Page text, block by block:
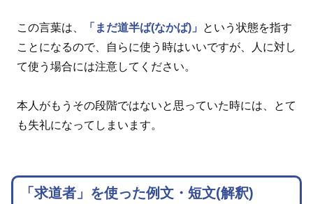
この言葉は、 「まだ道半ば(なかば)」
という状態を指す
ことになるので、自らに使う時はいいですが、人に対し
て使う場合には注意してください。
本人がもうその段階ではないと思っていた時には、とて
も失礼になってしまいます。
「求道者」を使った例文・短文(解釈)